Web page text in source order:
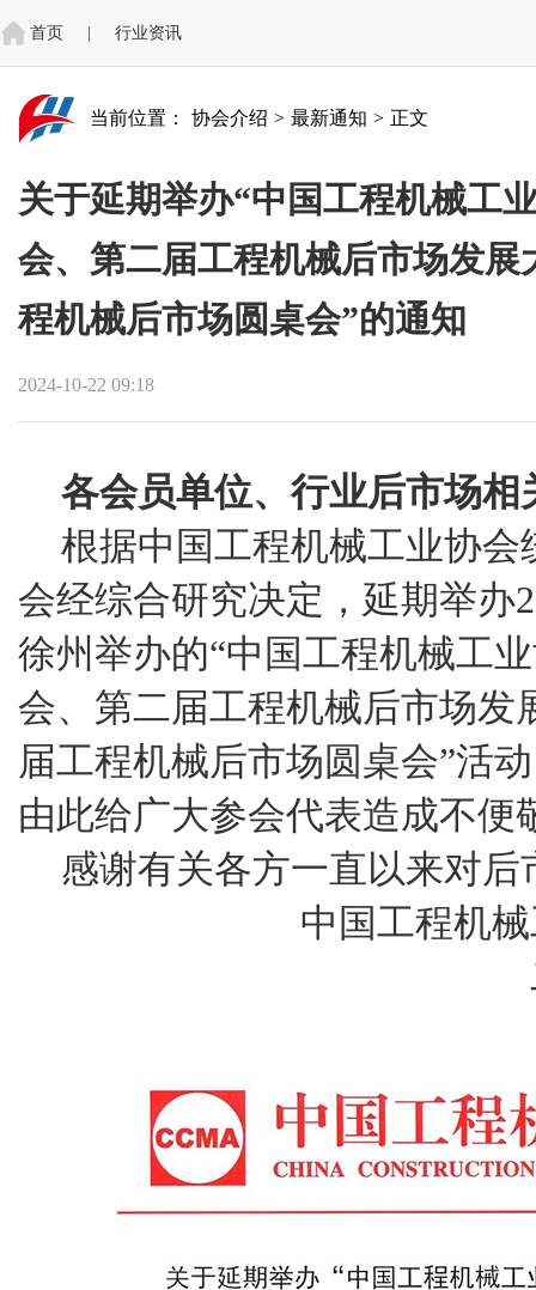
首页 行业资讯
当前位置： 协会介绍 > 最新通知 > 正文
关于延期举办“中国工程机械工
会、第二届工程机械后市场发
程机械后市场圆桌会”的通知
2024-10-22 09:18
各会员单位、行业后市场相
根据中国工程机械工业协
会经综合研究决定，延期举办
徐州举办的“中国工程机械工
会、第二届工程机械后市场发
届工程机械后市场圆桌会”活
由此给广大参会代表造成不便
感谢有关各方一直以来对
中国工程机